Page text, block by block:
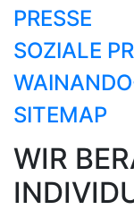
PRESSE
SOZIALE
SITEMAP
WIR